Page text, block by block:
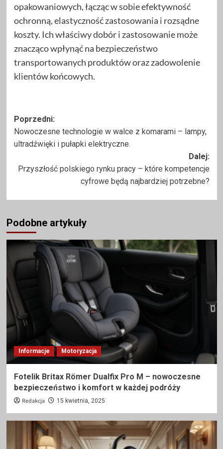
opakowaniowych, łącząc w sobie efektywność
ochronną, elastyczność zastosowania i rozsądne
koszty. Ich właściwy dobór i zastosowanie może
znacząco wpłynąć na bezpieczeństwo
transportowanych produktów oraz zadowolenie
klientów końcowych.
Zobacz
wpisy
Poprzedni:
Nowoczesne technologie w walce z komarami – lampy,
ultradźwięki i pułapki elektryczne.
Dalej:
Przyszłość polskiego rynku pracy – które kompetencje
cyfrowe będą najbardziej potrzebne?
Podobne artykuły
Informacje Motoryzacja
Fotelik Britax Römer Dualfix Pro M – nowoczesne
bezpieczeństwo i komfort w każdej podróży
Redakcja 15 kwietnia, 2025